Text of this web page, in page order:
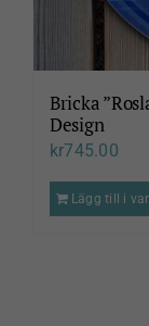
Bricka
Design
kr745.00
Lägg till i